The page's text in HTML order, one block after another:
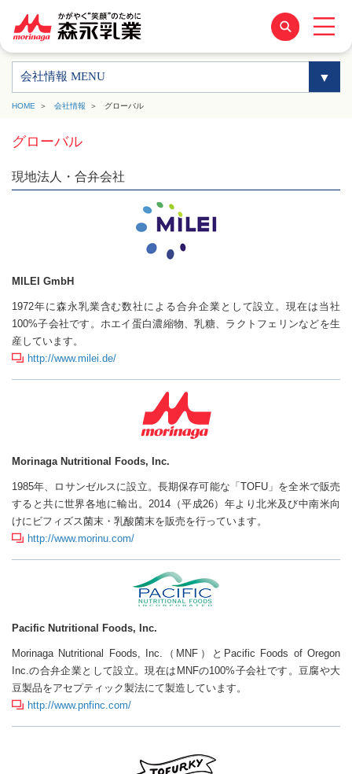
会社情報 MENU
HOME 会社情報 グローバル
グローバル
現地法人・合弁会社
MILEI GmbH
1972年に森永乳業含む数社による合弁企業として設立。現在は当社
100%子会社です。ホエイ蛋白濃縮物、乳糖、ラクトフェリンなどを生
産しています。
http://www.milei.de/
Morinaga Nutritional Foods, Inc.
1985年、ロサンゼルスに設立。長期保存可能な「TOFU」を全米で販売
すると共に世界各地に輸出。2014（平成26）年より北米及び中南米向
けにビフィズス菌末・乳酸菌末を販売を行っています。
http://www.morinu.com/
Pacific Nutritional Foods, Inc.
Morinaga Nutritional Foods, Inc.（MNF）とPacific Foods of Oregon
Inc.の合弁企業として設立。現在はMNFの100%子会社です。豆腐や大
豆製品をアセプティック製法にて製造しています。
http://www.pnfinc.com/